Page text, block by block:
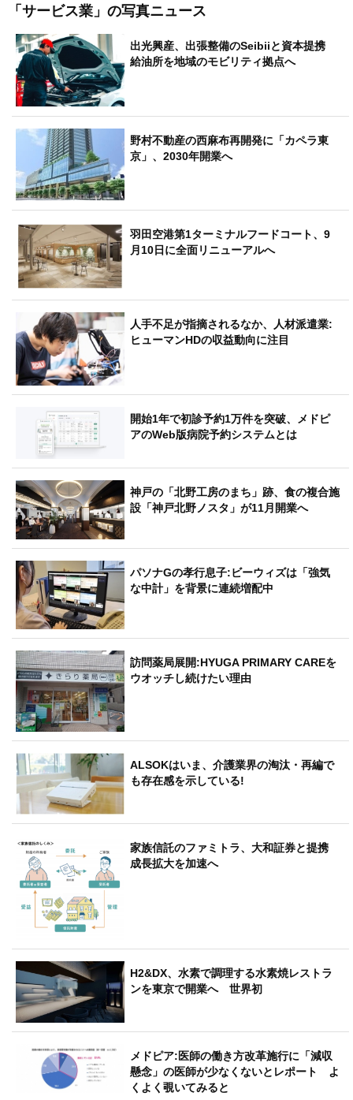
「サービス業」 の写真ニュース
出光興産、出張整備のSeibiiと資本提携
給油所を地域のモビリティ拠点へ
野村不動産の西麻布再開発に「カペラ東
京」、2030年開業へ
羽田空港第1ターミナルフードコート、9
月10日に全面リニューアルへ
人手不足が指摘されるなか、人材派遣業:
ヒューマンHDの収益動向に注目
開始1年で初診予約1万件を突破、メドピ
アのWeb版病院予約システムとは
神戸の「北野工房のまち」跡、食の複合施
設「神戸北野ノスタ」が11月開業へ
パソナGの孝行息子:ビーウィズは「強気
な中計」を背景に連続増配中
訪問薬局展開:HYUGA PRIMARY CAREを
ウオッチし続けたい理由
ALSOKはいま、介護業界の淘汰・再編で
も存在感を示している!
家族信託のファミトラ、大和証券と提携
成長拡大を加速へ
H2&DX、水素で調理する水素焼レストラ
ンを東京で開業へ 世界初
メドピア:医師の働き方改革施行に「減収
懸念」の医師が少なくないとレポート よ
くよく覗いてみると